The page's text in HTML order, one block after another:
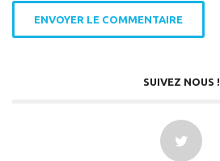
SUIVEZ NOUS !